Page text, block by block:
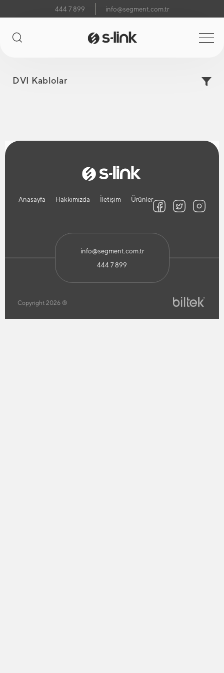
444 7 899 info@segment.com.tr
DVI Kablolar
Anasayfa Hakkımızda İletişim Ürünler
info@segment.com.tr
444 7 899
Copyright 2026 ®